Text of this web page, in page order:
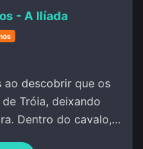
- A Ilíada
ao descobrir que os
Tróia, deixando
Dentro do cavalo,